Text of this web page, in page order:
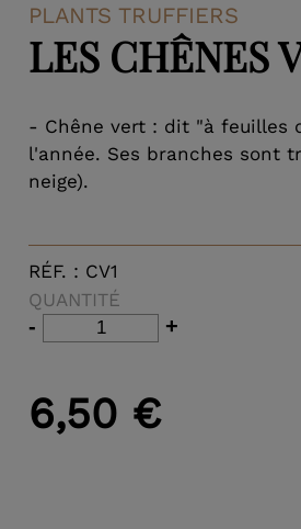
PLANTS TRUFFIERS
LES CHÊNES
- Chêne vert : dit "à feuilles
l'année. Ses branches sont
neige).
RÉF. : CV1
QUANTITÉ
- +
6,50 €